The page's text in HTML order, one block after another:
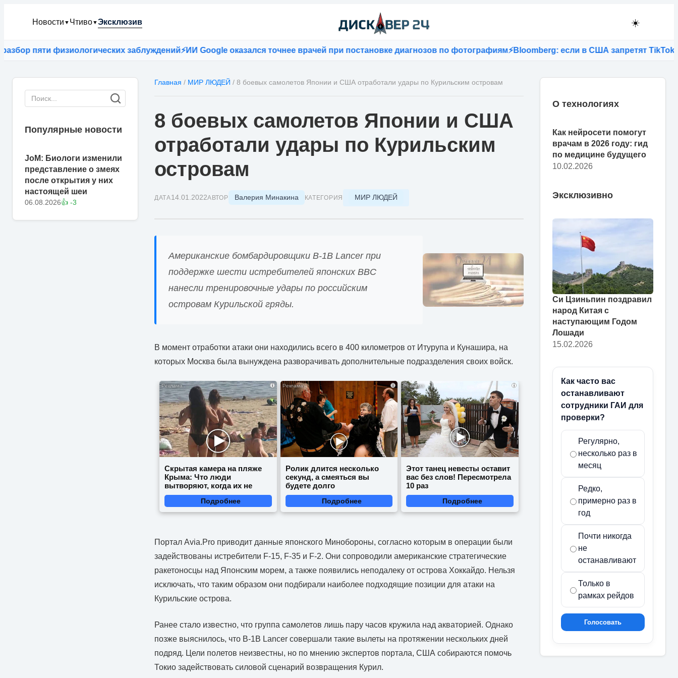
Новости ▼ Чтиво▼Эксклюзив ☀️
пяти физиологических заблуждений⚡ИИ Google оказался точнее врачей при постановке диагнозов по фотографиям⚡Bloomberg: если в США запретят TikTok, то
Популярные новости
JoM: Биологи изменили
представление о змеях
после открытия у них
настоящей шеи
06.08.2026👍 -3
Главная / МИР ЛЮДЕЙ / 8 боевых самолетов Японии и США отработали удары по Курильским островам
8 боевых самолетов Японии и США
отработали удары по Курильским
островам
ДАТА14.01.2022АВТОР Валерия Минакина КАТЕГОРИЯ МИР ЛЮДЕЙ
Американские бомбардировщики B-1B Lancer при
поддержке шести истребителей японских ВВС
нанесли тренировочные удары по российским
островам Курильской гряды.
В момент отработки атаки они находились всего в 400 километров от Итурупа и Кунашира, на
которых Москва была вынуждена разворачивать дополнительные подразделения своих войск.
i
Скрытая камера на пляже
Крыма: Что люди
вытворяют, когда их не
видят...
Подробнее
i
Ролик длится несколько
секунд, а смеяться вы
будете долго
Подробнее
i
Этот танец невесты оставит
вас без слов! Пересмотрела
10 раз
Подробнее
Портал Avia.Pro приводит данные японского Минобороны, согласно которым в операции были
задействованы истребители F-15, F-35 и F-2. Они сопроводили американские стратегические
ракетоносцы над Японским морем, а также появились неподалеку от острова Хоккайдо. Нельзя
исключать, что таким образом они подбирали наиболее подходящие позиции для атаки на
Курильские острова.
Ранее стало известно, что группа самолетов лишь пару часов кружила над акваторией. Однако
позже выяснилось, что B-1B Lancer совершали такие вылеты на протяжении нескольких дней
подряд. Цели полетов неизвестны, но по мнению экспертов портала, США собираются помочь
Токио задействовать силовой сценарий возвращения Курил.
О технологиях
Как нейросети помогут
врачам в 2026 году: гид
по медицине будущего
10.02.2026
Эксклюзивно
Си Цзиньпин поздравил
народ Китая с
наступающим Годом
Лошади
15.02.2026
Как часто вас
останавливают
сотрудники ГАИ для
проверки?
Регулярно,
несколько раз в
месяц
Редко,
примерно раз в
год
Почти никогда
не
останавливают
Только в
рамках рейдов
Голосовать